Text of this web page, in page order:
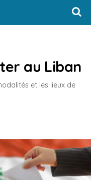
au Liban
et les lieux de